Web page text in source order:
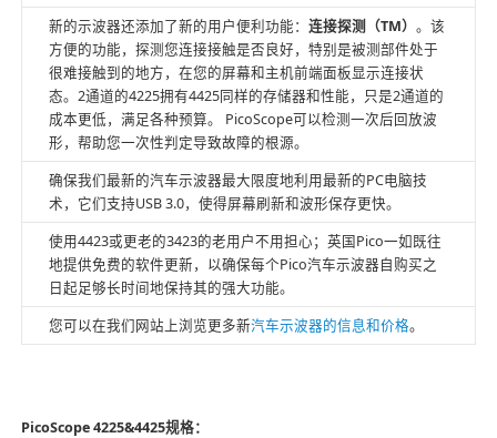
新的示波器还添加了新的用户便利功能： 连接探测（TM） 。该
方便的功能，探测您连接接触是否良好，特别是被测部件处于
很难接触到的地方，在您的屏幕和主机前端面板显示连接状
态。2通道的4225拥有4425同样的存储器和性能，只是2通道的
成本更低，满足各种预算。 PicoScope可以检测一次后回放波
形，帮助您一次性判定导致故障的根源。
确保我们最新的汽车示波器最大限度地利用最新的PC电脑技
术，它们支持USB 3.0，使得屏幕刷新和波形保存更快。
使用4423或更老的3423的老用户不用担心；英国Pico一如既往
地提供免费的软件更新，以确保每个Pico汽车示波器自购买之
日起足够长时间地保持其的强大功能。
您可以在我们网站上浏览更多新汽车示波器的信息和价格。
PicoScope 4225&4425规格：